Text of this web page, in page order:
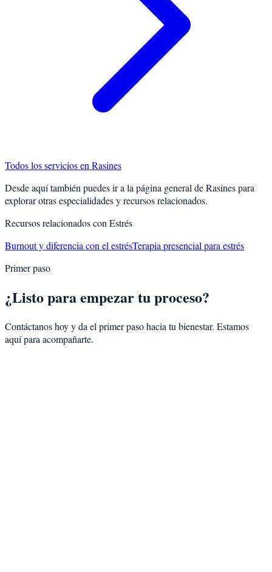
Todos los servicios en Rasines
Desde aquí también puedes ir a la página general deRasinespara
explorar otras especialidades y recursos relacionados.
Recursos relacionados con Estrés
Burnout y diferencia con el estrésTerapia presencial para estrés
Primer paso
¿Listo para empezar tu proceso?
Contáctanos hoy y da el primer paso hacia tu bienestar. Estamos
aquí para acompañarte.